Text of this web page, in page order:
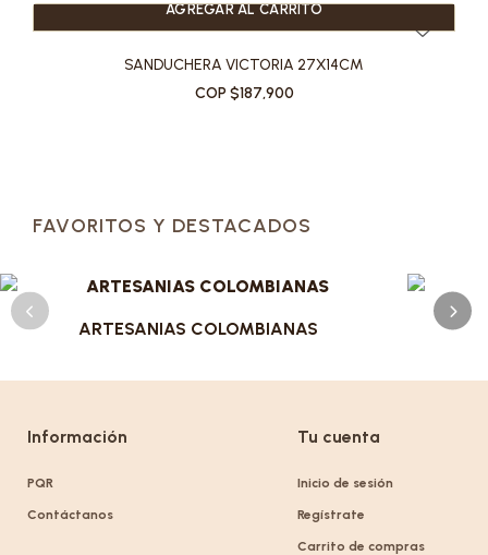
AGREGAR AL CARRITO
SANDUCHERA VICTORIA 27X14CM
COP $187,900
FAVORITOS Y DESTACADOS
ARTESANIAS COLOMBIANAS
Información
PQR
Contáctanos
Tu cuenta
Inicio de sesión
Regístrate
Carrito de compras